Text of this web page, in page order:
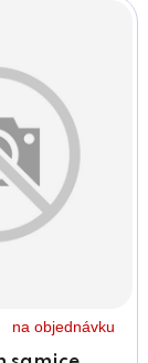
na objednávku